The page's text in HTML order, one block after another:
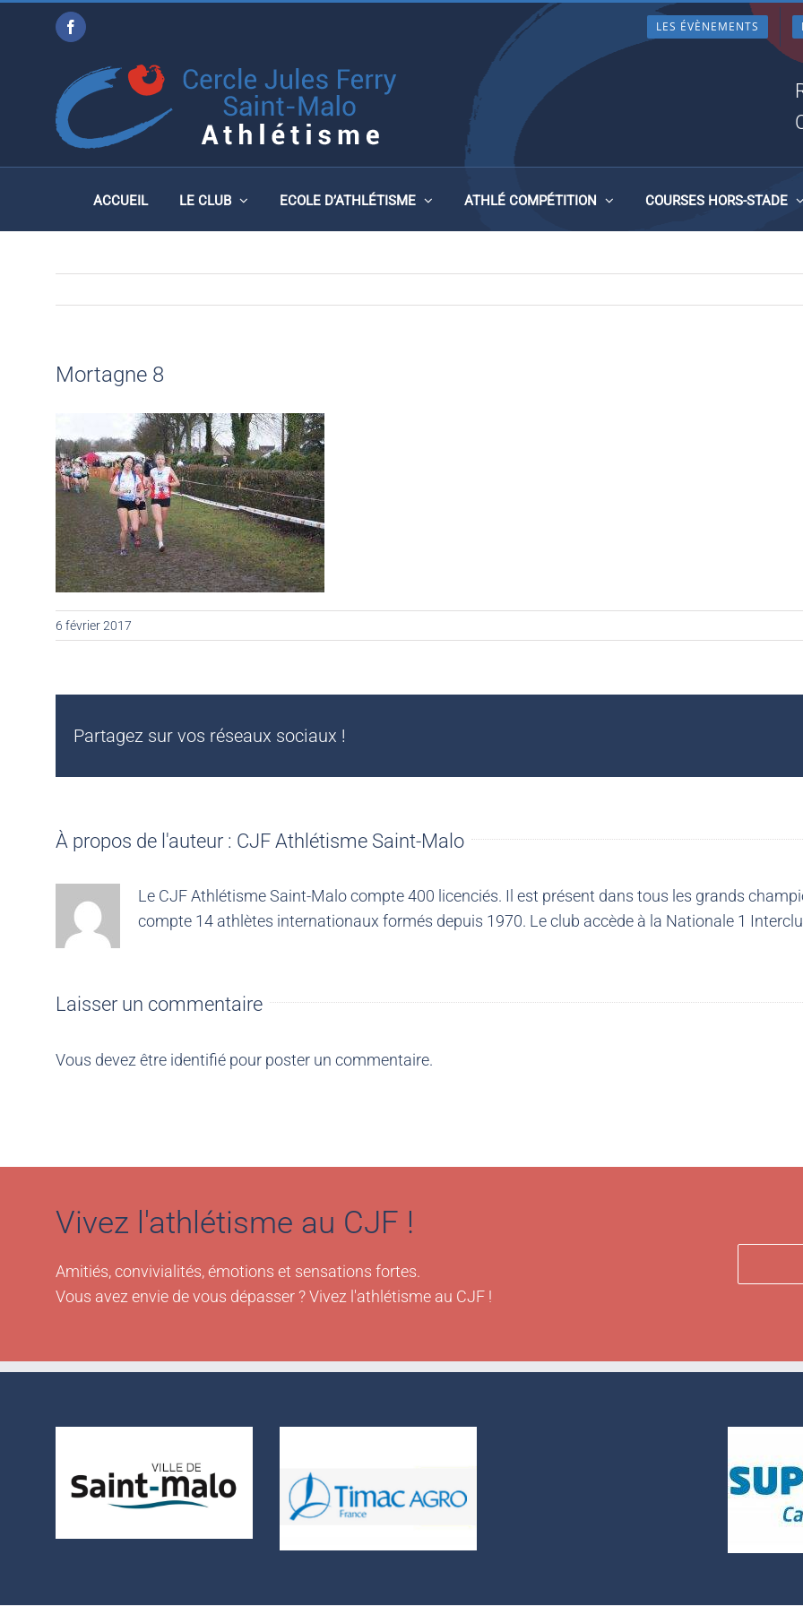
Facebook LES ÉVÈNEMENTS
ACCUEIL LE CLUB ECOLE D’ATHLÉTISME ATHLÉ COMPÉTITION COURSES HORS-STADE
MORTAGNE 8
Mortagne 8
6 février 2017
Partagez sur vos réseaux sociaux !
À propos de l'auteur : CJF Athlétisme Saint-Malo
Le CJF Athlétisme Saint-Malo compte 400 licenciés. Il est présent dans tous les grands
compte 14 athlètes internationaux formés depuis 1970. Le club accède à la Nationale 1
Laisser un commentaire
Vous devez être identifié pour poster un commentaire.
Vivez l'athlétisme au CJF !
Amitiés, convivialités, émotions et sensations fortes.
Vous avez envie de vous dépasser ? Vivez l'athlétisme au CJF !